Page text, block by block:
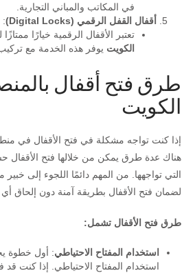
في المكاتب والمباني التجارية.
أقفال القفل الرقمي (Digital Locks)
:
تعتبر الأقفال الرقمية خيارًا
الكويت يوفر هذه الخدمة مع
طرق فتح أقفال
الكويت
إذا كنت تواجه مشكلة في فتح الأقفال في
هناك عدة طرق يمكن من خلالها فتح الأقفال
التي تواجهها. من المهم دائمًا اللجوء إلى
لضمان فتح الأقفال بطريقة آمنة دون إلحاق أي
طرق فتح الأقفال تشمل:
استخدام المفتاح الاحتياطي: أول خطوة
استخدام المفتاح الاحتياطي. إذا كنت قد